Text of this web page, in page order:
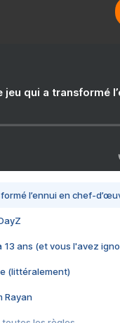
jeu qui a transformé
l’ennui en chef-
13 ans (et vous l'avez
(littéralement)
Rayan